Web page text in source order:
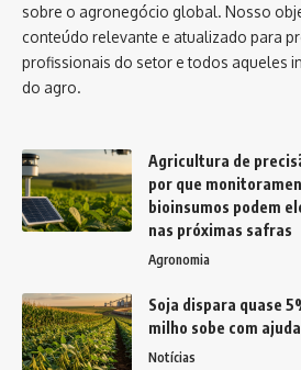
sobre o agronegócio global. Nosso
conteúdo relevante e atualizado para
profissionais do setor e todos aqueles
do agro.
Agricultura de
por que
bioinsumos podem
nas próximas safras
Agronomia
Soja dispara quase
milho sobe com
Notícias